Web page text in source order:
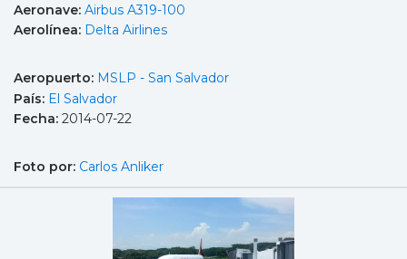
Aeronave: Airbus A319-100
Aerolínea: Delta Airlines
Aeropuerto: MSLP - San Salvador
País: El Salvador
Fecha: 2014-07-22
Foto por: Carlos Anliker